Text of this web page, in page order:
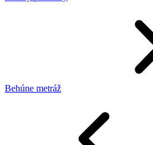
Behúne metráž